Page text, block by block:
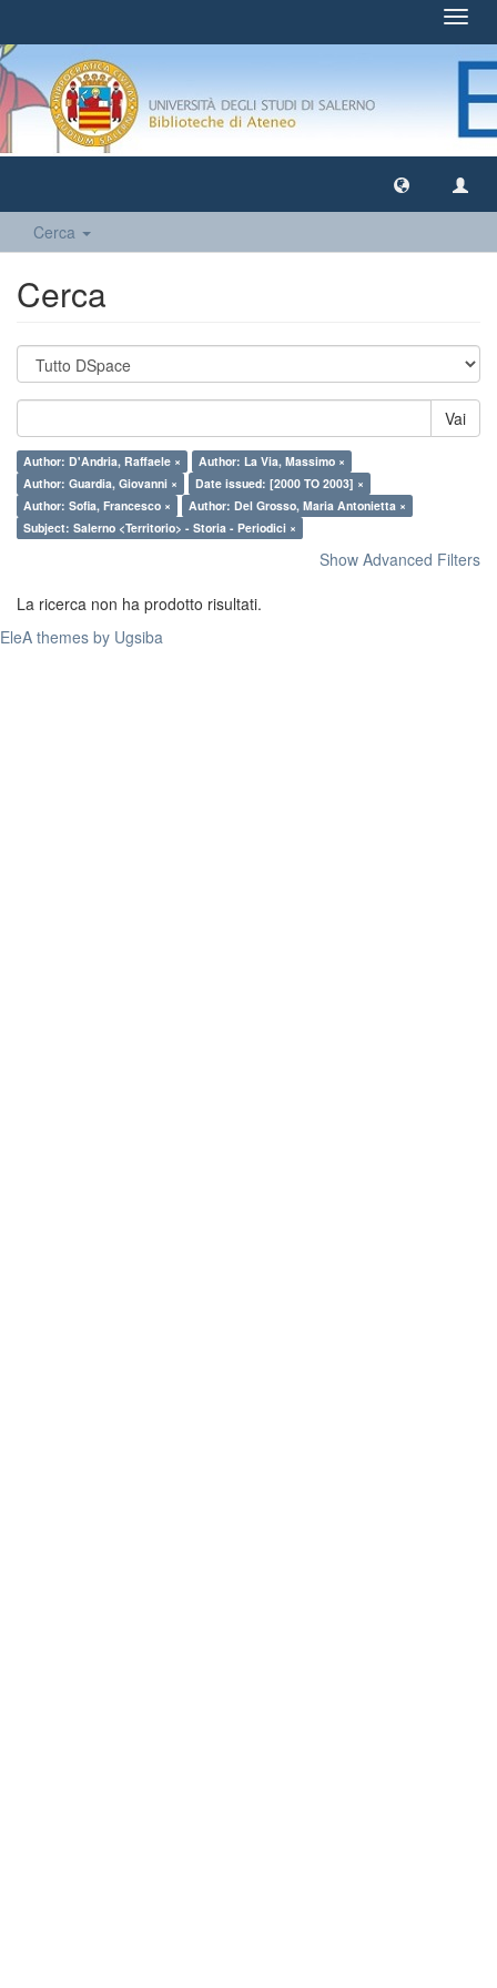
Cerca
Cerca
Vai
Author: D'Andria, Raffaele ×
Author: La Via, Massimo ×
Author: Guardia, Giovanni ×
Date issued: [2000 TO 2003] ×
Author: Sofia, Francesco ×
Author: Del Grosso, Maria Antonietta ×
Subject: Salerno <Territorio> - Storia - Periodici ×
Show Advanced Filters
La ricerca non ha prodotto risultati.
EleA themes by Ugsiba